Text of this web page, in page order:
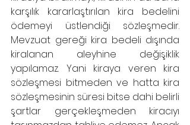
karşılık kararlaştırılan kira bedelini
ödemeyi üstlendiği sözleşmedir.
Mevzuat gereği kira bedeli dışında
kiralanan aleyhine değişiklik
yapılamaz. Yani kiraya veren kira
sözleşmesi bitmeden ve hatta kira
sözleşmesinin süresi bitse dahi belirli
şartlar gerçekleşmeden kiracıyı